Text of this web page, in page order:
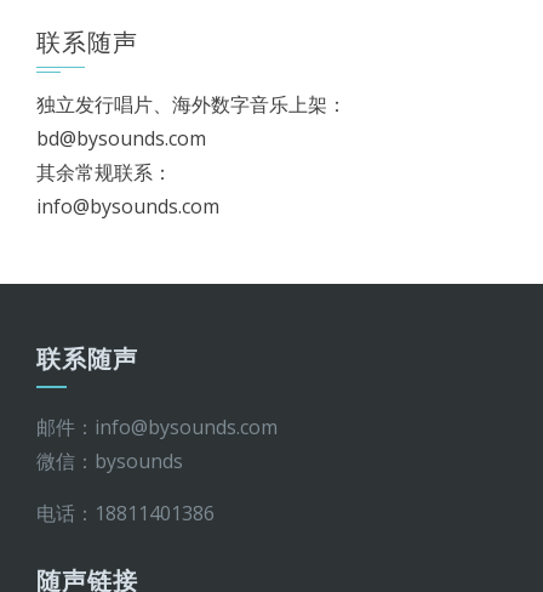
联系随声
独立发行唱片、海外数字音乐上架：
bd@bysounds.com
其余常规联系：
info@bysounds.com
联系随声
邮件：info@bysounds.com
微信：bysounds
电话：18811401386
随声链接